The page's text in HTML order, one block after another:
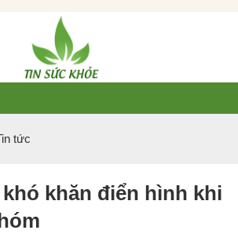
tức
khăn điển hình khi